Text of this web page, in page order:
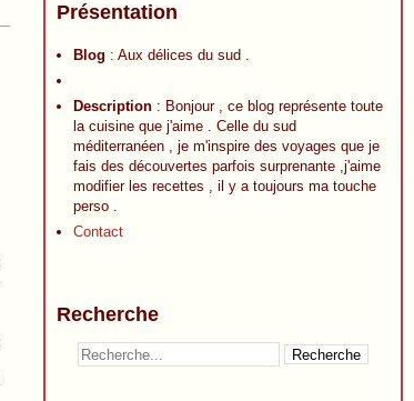
Présentation
Blog : Aux délices du sud .
Description : Bonjour , ce blog représente toute
la cuisine que j'aime . Celle du sud
méditerranéen , je m'inspire des voyages que je
fais des découvertes parfois surprenante ,j'aime
modifier les recettes , il y a toujours ma touche
perso .
Contact
Recherche